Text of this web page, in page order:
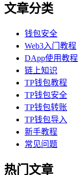
文章分类
钱包安全
Web3入门教程
DApp使用教程
链上知识
TP钱包教程
TP钱包安全
TP钱包转账
TP钱包导入
新手教程
常见问题
热门文章